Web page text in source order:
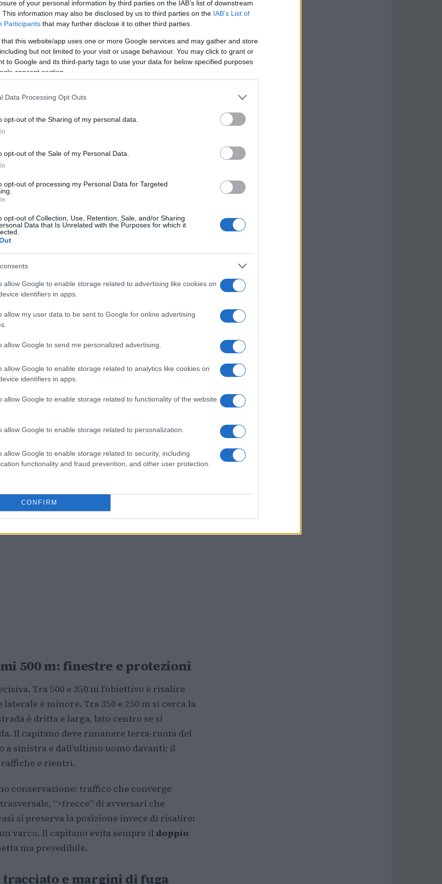
of your personal information by third parties on the IAB’s list of downstream
This information may also be disclosed by us to third parties on the IAB’s List of
Participants that may further disclose it to other third parties.
this website/app uses one or more Google services and may gather and store
but not limited to your visit or usage behaviour. You may click to grant or
to Google and its third-party tags to use your data for below specified purposes
consent section.
Data Processing Opt Outs
opt-out of the Sharing of my personal data.
opt-out of the Sale of my Personal Data.
opt-out of processing my Personal Data for Targeted
opt-out of Collection, Use, Retention, Sale, and/or Sharing
Data that Is Unrelated with the Purposes for which it
allow Google to enable storage related to advertising like cookies on
identifiers in apps.
allow my user data to be sent to Google for online advertising
allow Google to send me personalized advertising.
allow Google to enable storage related to analytics like cookies on
identifiers in apps.
allow Google to enable storage related to functionality of the website
allow Google to enable storage related to personalization.
allow Google to enable storage related to security, including
functionality and fraud prevention, and other user protection.
CONFIRM
operativi, segnali condivisi e esercizi
massimizzare la velocità, minimizzare
sicurezza migliori.
e cambi
L’ultimo uomo
s, ultimo uomo a 65+ km/h per 10–
un cambio tardivo. Il treno deve
stabilizzano le scie e riducono il rischio
mai in chiusura. Il defilamento avviene
laterale non è sicura, si mantiene la
per segnalare il decadimento.
500 m: finestre e protezioni
Tra 500 e 350 m l’obiettivo è risalire
è minore. Tra 350 e 250 m si cerca la
è dritta e larga, lato centro se si
Il capitano deve rimanere terza-ruota del
sinistra e dall’ultimo uomo davanti; il
raffiche e rientri.
conservazione: traffico che converge
“>frecce” di avversari che
si preserva la posizione invece di risalire:
varco. Il capitano evita sempre il doppio
ma prevedibile.
e margini di fuga